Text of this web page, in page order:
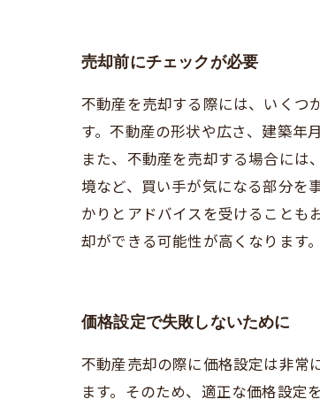
売却前にチェックが必要
不動産を売却する際には、いくつ
す。不動産の形状や広さ、建築年
また、不動産を売却する場合には
境など、買い手が気になる部分を
かりとアドバイスを受けることも
却ができる可能性が高くなります。
価格設定で失敗しないために
不動産売却の際に価格設定は非常
ます。そのため、適正な価格設定